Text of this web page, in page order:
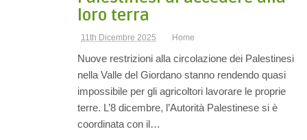
loro terra
11th Dicembre 2025 Home
Nuove restrizioni alla circolazione dei Palestinesi
nella Valle del Giordano stanno rendendo quasi
impossibile per gli agricoltori lavorare le proprie
terre. L’8 dicembre, l’Autorità Palestinese si è
coordinata con il…